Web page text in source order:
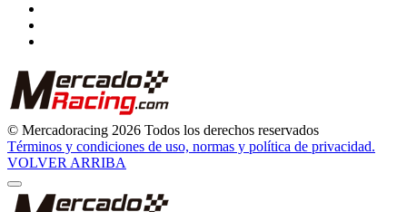
© Mercadoracing 2026 Todos los derechos reservados
Términos y condiciones de uso, normas y política de privacidad.
VOLVER ARRIBA